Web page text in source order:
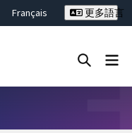
Français
更多語言